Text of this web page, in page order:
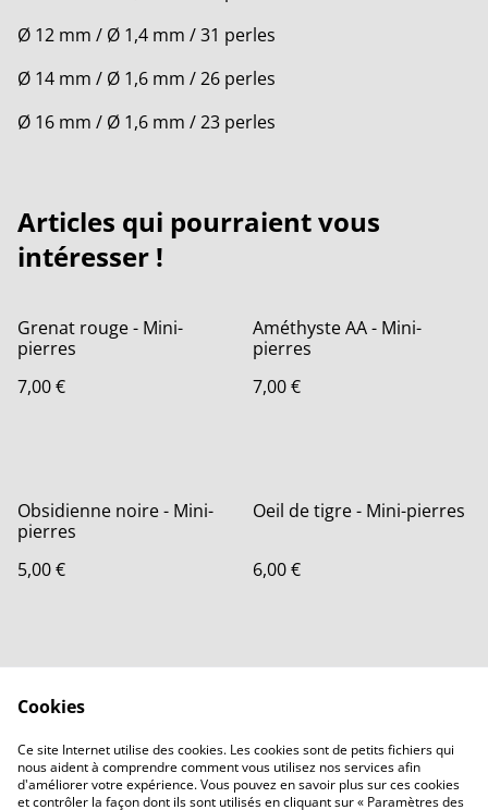
Ø 12 mm / Ø 1,4 mm / 31 perles
Ø 14 mm / Ø 1,6 mm / 26 perles
Ø 16 mm / Ø 1,6 mm / 23 perles
Articles qui pourraient vous
intéresser !
Grenat rouge - Mini-
pierres
7,00 €
Améthyste AA - Mini-
pierres
7,00 €
Obsidienne noire - Mini-
pierres
5,00 €
Oeil de tigre - Mini-pierres
6,00 €
Contactez-nous
Conditions
Politique de
Politique de cookies
Cookies
Ce site Internet utilise des cookies. Les cookies sont de petits fichiers qui
nous aident à comprendre comment vous utilisez nos services afin
d'améliorer votre expérience. Vous pouvez en savoir plus sur ces cookies
et contrôler la façon dont ils sont utilisés en cliquant sur « Paramètres des